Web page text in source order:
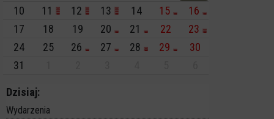
10
11 12 13 14 15
16
17
18 19 20 21 22
23
24
25 26 27 28 29
30
31
Dzisiaj:
Wydarzenia